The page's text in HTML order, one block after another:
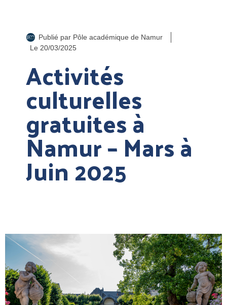
Publié par Pôle académique de Namur
Le 20/03/2025
Activités
culturelles
gratuites à
Namur – Mars à
Juin 2025